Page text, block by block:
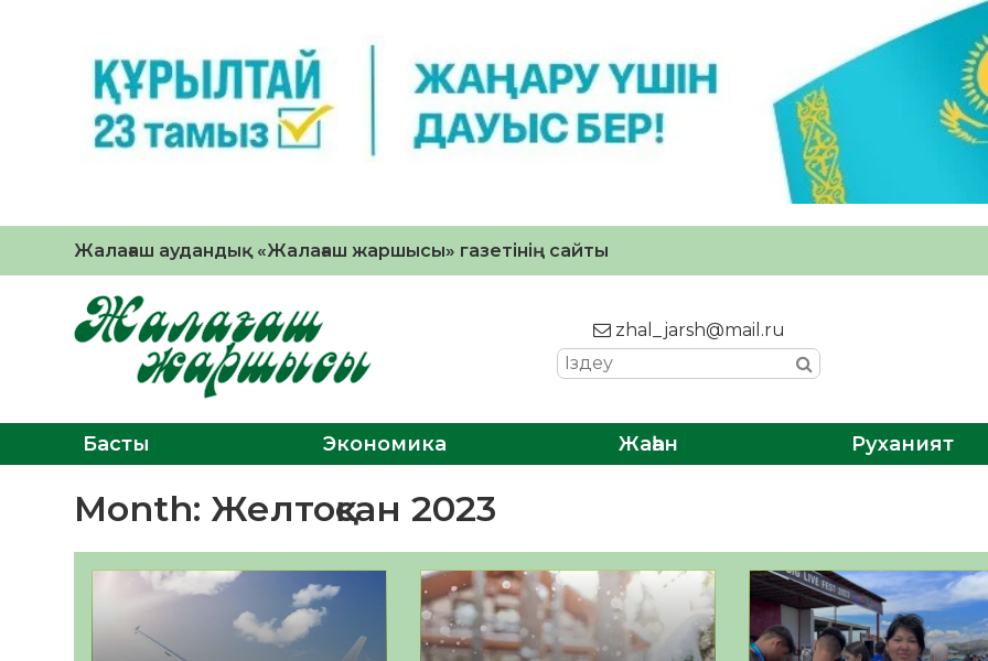
Жалағаш аудандық «Жалағаш жаршысы» газетінің сайты
zhal_jarsh@mail.ru
Басты Экономика Жаһан Руханият
Month: Желтоқсан 2023